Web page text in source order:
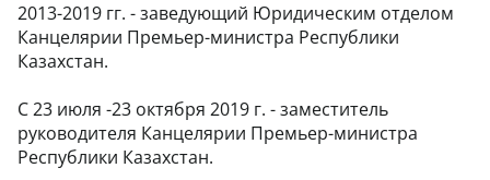
2013-2019 гг. - заведующий Юридическим отделом
Канцелярии Премьер-министра Республики
Казахстан.
С 23 июля -23 октября 2019 г. - заместитель
руководителя Канцелярии Премьер-министра
Республики Казахстан.